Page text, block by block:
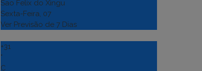
Sao Felix do Xingu
Sexta-Feira, 07
Ver Previsão de 7 Dias
+31
°
C